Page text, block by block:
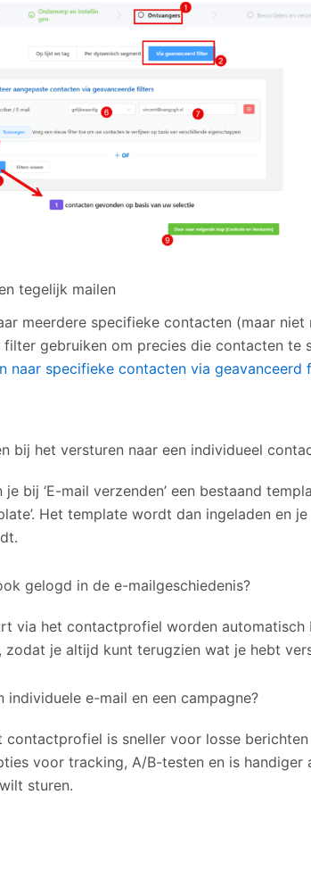
tegelijk mailen
meerdere specifieke contacten (maar niet
gebruiken om precies die contacten te
naar specifieke contacten via geavanceerd
bij het versturen naar een individueel
bij ‘E-mail verzenden’ een bestaand
Het template wordt dan ingeladen en
gelogd in de e-mailgeschiedenis?
via het contactprofiel worden automatisch
zodat je altijd kunt terugzien wat je hebt
individuele e-mail en een campagne?
contactprofiel is sneller voor losse berichten
voor tracking, A/B-testen en is handiger
sturen.